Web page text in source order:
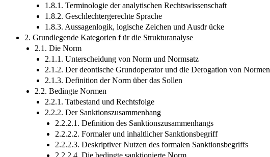
1.8.1. Terminologie der analytischen Rechtswissenschaft
1.8.2. Geschlechtergerechte Sprache
1.8.3. Aussagenlogik, logische Zeichen und Ausdr ücke
2. Grundlegende Kategorien f ür die Strukturanalyse
2.1. Die Norm
2.1.1. Unterscheidung von Norm und Normsatz
2.1.2. Der deontische Grundoperator und die Derogation von Normen
2.1.3. Definition der Norm über das Sollen
2.2. Bedingte Normen
2.2.1. Tatbestand und Rechtsfolge
2.2.2. Der Sanktionszusammenhang
2.2.2.1. Definition des Sanktionszusammenhangs
2.2.2.2. Formaler und inhaltlicher Sanktionsbegriff
2.2.2.3. Deskriptiver Nutzen des formalen Sanktionsbegriffs
2.2.2.4. Die bedingte sanktionierte Norm